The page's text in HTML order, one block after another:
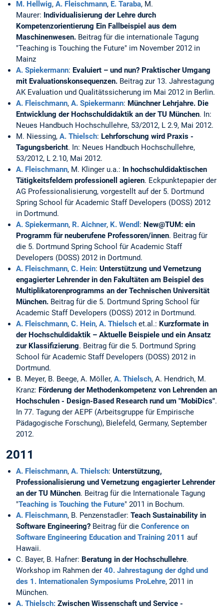
M. Hellwig, A. Fleischmann, E. Taraba, M.
Maurer: Individualisierung der Lehre durch
Kompetenzorientierung Ein Fallbeispiel aus dem
Maschinenwesen. Beitrag für die internationale Tagung
"Teaching is Touching the Future" im November 2012 in
Mainz
A. Spiekermann: Evaluiert – und nun? Praktischer Umgang
mit Evaluationskonsequenzen. Beitrag zur 13. Jahrestagung
AK Evaluation und Qualitätssicherung im Mai 2012 in Berlin.
A. Fleischmann, A. Spiekermann: Münchner Lehrjahre. Die
Entwicklung der Hochschuldidaktik an der TU München. In:
Neues Handbuch Hochschullehre, 53/2012, L 2.9, Mai 2012.
M. Niessing, A. Thielsch: Lehrforschung wird Praxis -
Tagungsbericht. In: Neues Handbuch Hochschullehre,
53/2012, L 2.10, Mai 2012.
A. Fleischmann, M. Klinger u.a.: In hochschuldidaktischen
Tätigkeitsfeldern professionell agieren. Eckpunktepapier der
AG Professionalisierung, vorgestellt auf der 5. Dortmund
Spring School für Academic Staff Developers (DOSS) 2012
in Dortmund.
A. Spiekermann, R. Aichner, K. Wendl : New@TUM: ein
Programm für neuberufene Professoren/innen. Beitrag für
die 5. Dortmund Spring School für Academic Staff
Developers (DOSS) 2012 in Dortmund.
A. Fleischmann, C. Hein: Unterstützung und Vernetzung
engagierter Lehrender in den Fakultäten am Beispiel des
Multiplikatorenprogramms an der Technischen Universität
München. Beitrag für die 5. Dortmund Spring School für
Academic Staff Developers (DOSS) 2012 in Dortmund.
A. Fleischmann, C. Hein, A. Thielsch et.al.: Kurzformate in
der Hochschuldidaktik – Aktuelle Beispiele und ein Ansatz
zur Klassifizierung. Beitrag für die 5. Dortmund Spring
School für Academic Staff Developers (DOSS) 2012 in
Dortmund.
B. Meyer, B. Beege, A. Möller, A. Thielsch, A. Hendrich, M.
Kranz: Förderung der Methodenkompetenz von Lehrenden an
Hochschulen - Design-­Based Research rund um "MobiDics".
In 77. Tagung der AEPF (Arbeitsgruppe für Empirische
Pädagogische Forschung), Bielefeld, Germany, September
2012.
2011
A. Fleischmann, A. Thielsch: Unterstützung,
Professionalisierung und Vernetzung engagierter Lehrender
an der TU München. Beitrag für die Internationale Tagung
"Teaching is Touching the Future" 2011 in Bochum.
A. Fleischmann, B. Penzenstadler: Teach Sustainability in
Software Engineering? Beitrag für die Conference on
Software Engineering Education and Training 2011 auf
Hawaii.
C. Bayer, B. Hafner: Beratung in der Hochschullehre.
Workshop im Rahmen der 40. Jahrestagung der dghd und
des 1. Internationalen Symposiums ProLehre, 2011 in
München.
A. Thielsch: Zwischen Wissenschaft und Service -